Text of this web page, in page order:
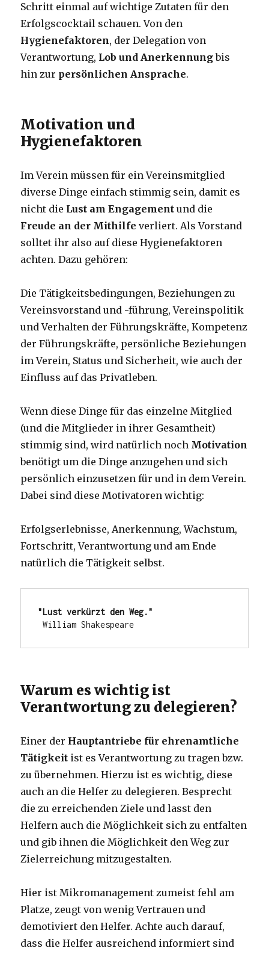
Schritt einmal auf wichtige Zutaten für den
Erfolgscocktail schauen. Von den
Hygienefaktoren, der Delegation von
Verantwortung, Lob und Anerkennungbis
hin zur persönlichen Ansprache.
Motivation und
Hygienefaktoren
Im Verein müssen für ein Vereinsmitglied
diverse Dinge einfach stimmig sein, damit es
nicht die Lust am Engagement und die
Freude an der Mithilfe verliert. Als Vorstand
solltet ihr also auf diese Hygienefaktoren
achten. Dazu gehören:
Die Tätigkeitsbedingungen, Beziehungen zu
Vereinsvorstand und -führung, Vereinspolitik
und Verhalten der Führungskräfte, Kompetenz
der Führungskräfte, persönliche Beziehungen
im Verein, Status und Sicherheit, wie auch der
Einfluss auf das Privatleben.
Wenn diese Dinge für das einzelne Mitglied
(und die Mitglieder in ihrer Gesamtheit)
stimmig sind, wird natürlich noch Motivation
benötigt um die Dinge anzugehen und sich
persönlich einzusetzen für und in dem Verein.
Dabei sind diese Motivatoren wichtig:
Erfolgserlebnisse, Anerkennung, Wachstum,
Fortschritt, Verantwortung und am Ende
natürlich die Tätigkeit selbst.
"Lust verkürzt den Weg."
William Shakespeare
Warum es wichtig ist
Verantwortung zu delegieren?
Einer der Hauptantriebe für ehrenamtliche
Tätigkeit ist es Verantwortung zu tragen bzw.
zu übernehmen. Hierzu ist es wichtig, diese
auch an die Helfer zu delegieren. Besprecht
die zu erreichenden Ziele und lasst den
Helfern auch die Möglichkeit sich zu entfalten
und gib ihnen die Möglichkeit den Weg zur
Zielerreichung mitzugestalten.
Hier ist Mikromanagement zumeist fehl am
Platze, zeugt von wenig Vertrauen und
demotiviert den Helfer. Achte auch darauf,
dass die Helfer ausreichend informiert sind